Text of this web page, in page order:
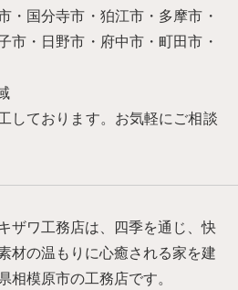
・国分寺市・狛江市・多摩市・
市・日野市・府中市・町田市・
しております。お気軽にご相談
ザワ工務店は、四季を通じ、快
材の温もりに心癒される家を建
相模原市の工務店です。